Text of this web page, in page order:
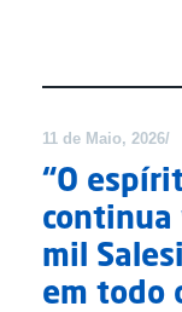
11 de Maio, 2026
“O
continua
mil
em todo